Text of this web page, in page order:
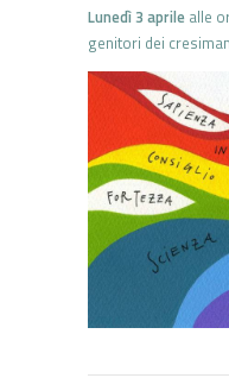
Lunedì 3 aprile alle
genitori dei